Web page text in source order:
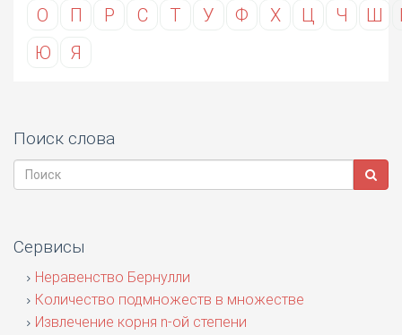
О
П Р С Т У Ф Х Ц Ч Ш
Ю
Я
Поиск слова
Сервисы
Неравенство Бернулли
Количество подмножеств в множестве
Извлечение корня n-ой степени